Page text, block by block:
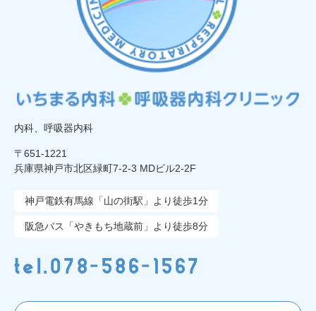
内科、呼吸器内科
〒651-1221
兵庫県神戸市北区緑町7-2-3 MDビル2-2F
神戸電鉄有馬線「山の街駅」より徒歩1分
阪急バス「やきもち地蔵前」より徒歩8分
tel.078-586-1567